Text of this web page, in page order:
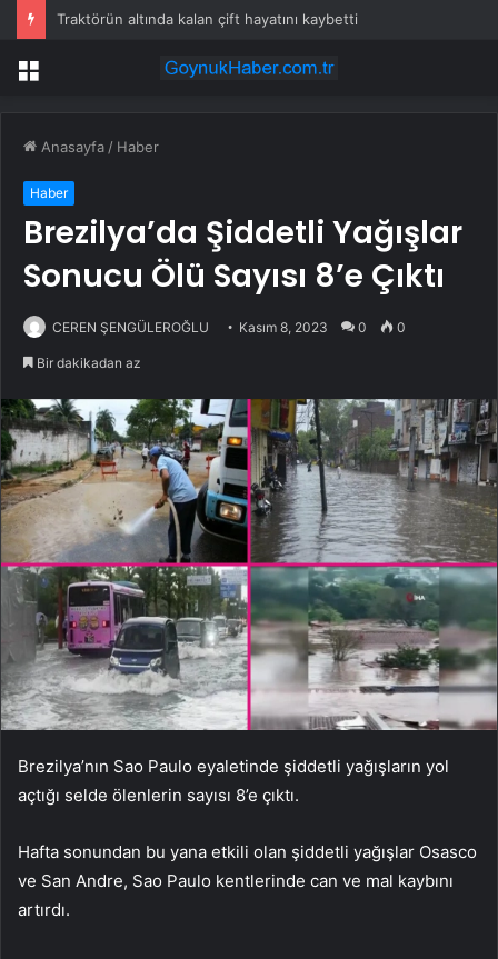
Traktörün altında kalan çift hayatını kaybetti
Menü
Anasayfa / Haber
Haber
Brezilya’da Şiddetli Yağışlar
Sonucu Ölü Sayısı 8’e Çıktı
CEREN ŞENGÜLEROĞLU Kasım 8, 2023 0 0
Bir dakikadan az
Brezilya’nın Sao Paulo eyaletinde şiddetli yağışların yol
açtığı selde ölenlerin sayısı 8’e çıktı.
Hafta sonundan bu yana etkili olan şiddetli yağışlar Osasco
ve San Andre, Sao Paulo kentlerinde can ve mal kaybını
artırdı.